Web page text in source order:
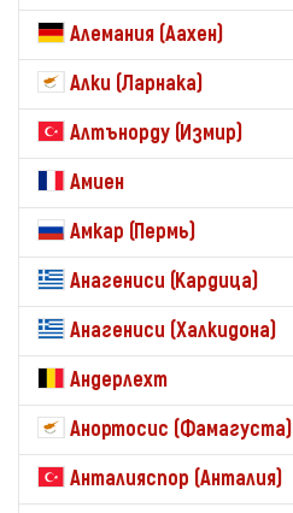
Алемания (Аахен)
Алки (Ларнака)
Алтънорду (Измир)
Амиен
Амкар (Пермь)
Анагениси (Кардица)
Анагениси (Халкидона)
Андерлехт
Анортосис (Фамагуста)
Анталияспор (Анталия)